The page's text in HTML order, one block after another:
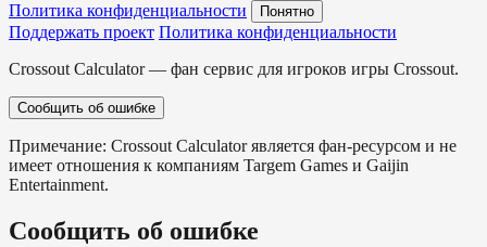
Политика конфиденциальности Понятно
Поддержать проект Политика конфиденциальности
Crossout Calculator — фан сервис для игроков игры Crossout.
Сообщить об ошибке
Примечание: Crossout Calculator является фан-ресурсом и не
имеет отношения к компаниям Targem Games и Gaijin
Entertainment.
Сообщить об ошибке